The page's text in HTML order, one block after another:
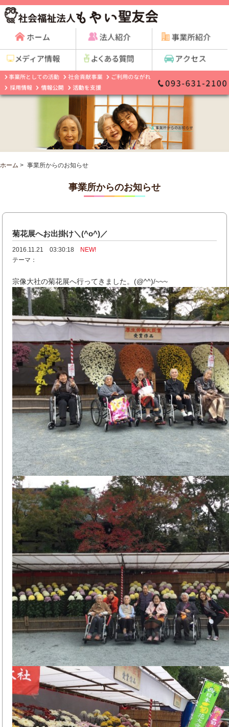
ホーム > 事業所からのお知らせ
事業所からのお知らせ
菊花展へお出掛け＼(^o^)／
2016.11.21 03:30:18
NEW!
テーマ：
宗像大社の菊花展へ行ってきました。(@^^)/~~~